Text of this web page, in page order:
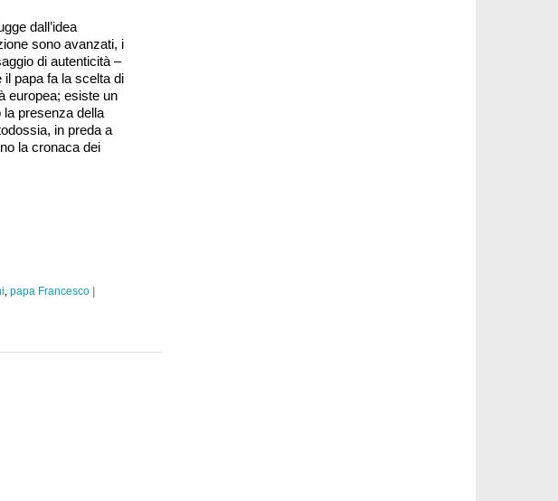
dall’idea
sono avanzati, i
di autenticità –
papa fa la scelta di
europea; esiste un
presenza della
in preda a
la cronaca dei
, papa Francesco